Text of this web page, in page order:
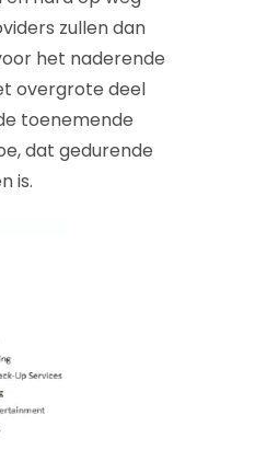
zullen dan
het naderende
overgrote deel
toenemende
dat gedurende
is.